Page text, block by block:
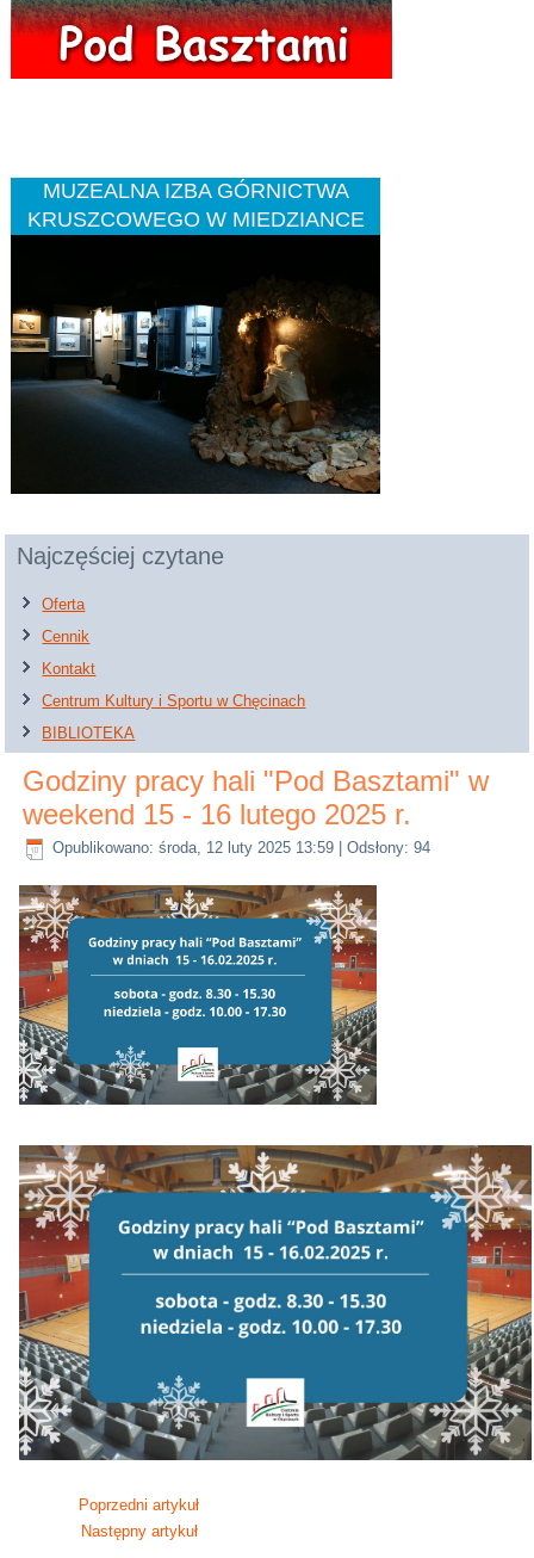
MUZEALNA IZBA GÓRNICTWA
KRUSZCOWEGO W MIEDZIANCE
Najczęściej czytane
Oferta
Cennik
Kontakt
Centrum Kultury i Sportu w Chęcinach
BIBLIOTEKA
Godziny pracy hali "Pod Basztami" w
weekend 15 - 16 lutego 2025 r.
Opublikowano: środa, 12 luty 2025 13:59 | Odsłony: 94
Poprzedni artykuł
Następny artykuł